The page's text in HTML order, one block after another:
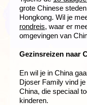
grote Chinese
Hongkong. Wil je
rondreis, waar er
omgevingen van
Gezinsreizen naar
En wil je in China
Djoser Family vind
China, die speciaal
kinderen.